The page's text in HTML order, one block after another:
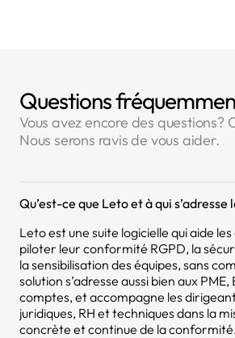
Questions
Vous avez encore des questions?
Nous serons ravis de vous aider.
Qu’est-ce que Leto et à qui s’adresse
Leto est une suite logicielle qui aide
piloter leur conformité RGPD, la
la sensibilisation des équipes, sans
solution s’adresse aussi bien aux PME,
comptes, et accompagne les
juridiques, RH et techniques dans la
concrète et continue de la